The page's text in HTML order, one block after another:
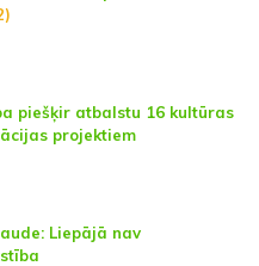
piešķir atbalstu 16 kultūras
projektiem
Liepājā nav